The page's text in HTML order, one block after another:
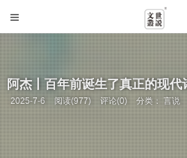
阿杰丨百年前诞生了真正的现代
2025-7-6 阅读(977) 评论(0) 分类：言说